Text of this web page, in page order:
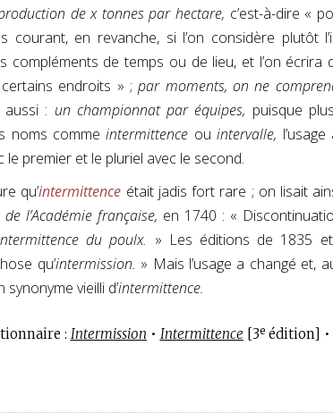
de x tonnes par hectare, c’est-à-dire «
courant, en revanche, si l’on considère plutôt
compléments de temps ou de lieu, et l’on écrira
certains endroits » ;par moments, on ne
: un championnat par équipes, puisque
noms commeintermittence ouintervalle,
le premier et le pluriel avec le second.
qu’intermittence était jadis fort rare ; on lisait
l’Académie française, en 1740 : «
du poulx. » Les éditions de 1835
qu’intermission. » Mais l’usage a changé et,
vieilli d’intermittence.
: Intermission • Intermittence [3eédition] •